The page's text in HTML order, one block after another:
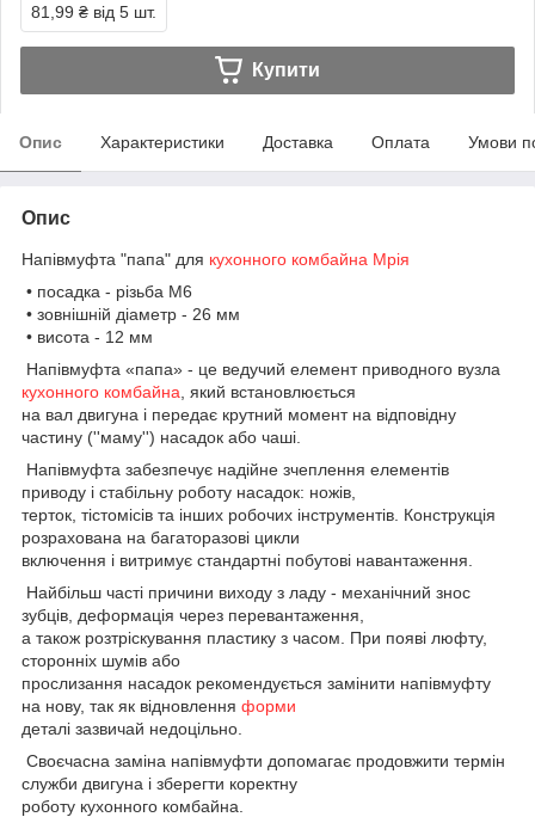
81,99 ₴ від 5 шт.
Купити
Опис Характеристики Доставка Оплата Умови
Опис
Напівмуфта "папа" для кухонного комбайна Мрія
• посадка - різьба М6
• зовнішній діаметр - 26 мм
• висота - 12 мм
Напівмуфта «папа» - це ведучий елемент приводного вузла
кухонного комбайна , який встановлюється
на вал двигуна і передає крутний момент на відповідну
частину (''маму'') насадок або чаші.
Напівмуфта забезпечує надійне зчеплення елементів
приводу і стабільну роботу насадок: ножів,
терток, тістомісів та інших робочих інструментів. Конструкція
розрахована на багаторазові цикли
включення і витримує стандартні побутові навантаження.
Найбільш часті причини виходу з ладу - механічний знос
зубців, деформація через перевантаження,
а також розтріскування пластику з часом. При появі люфту,
сторонніх шумів або
прослизання насадок рекомендується замінити напівмуфту
на нову, так як відновлення форми
деталі зазвичай недоцільно.
Своєчасна заміна напівмуфти допомагає продовжити термін
служби двигуна і зберегти коректну
роботу кухонного комбайна.